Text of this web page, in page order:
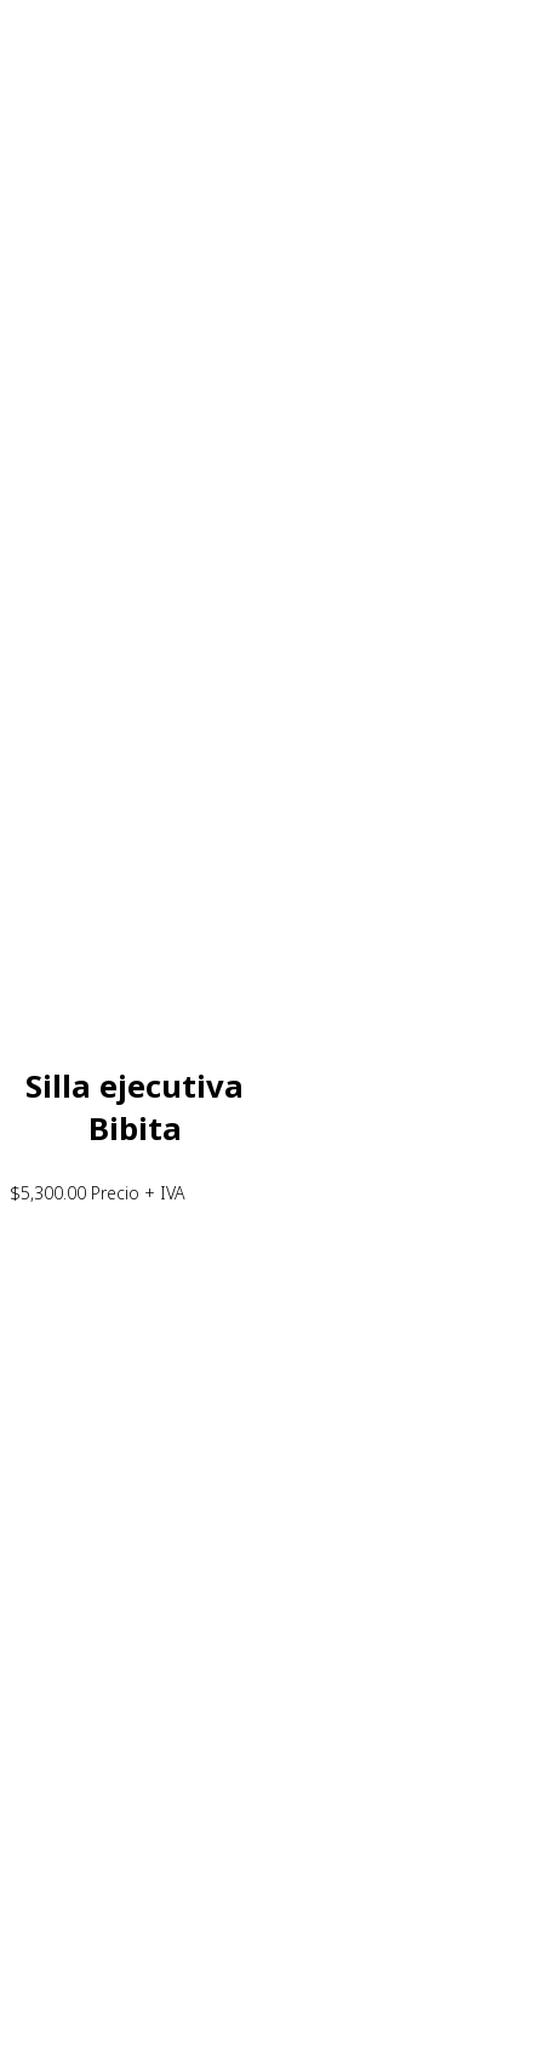
Silla ejecutiva
Bibita
$5,300.00 Precio + IVA